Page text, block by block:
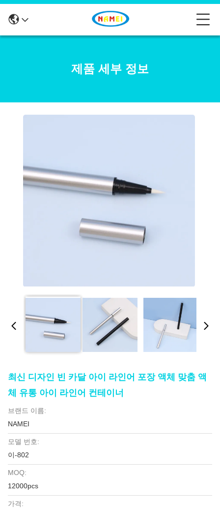
제품 세부 정보
최신 디자인 빈 카달 아이 라인어 포장 액체 맞춤 액
체 유통 아이 라인어 컨테이너
브랜드 이름:
NAMEI
모델 번호:
이-802
MOQ:
12000pcs
가격: